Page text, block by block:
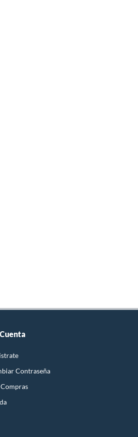
Contraseña